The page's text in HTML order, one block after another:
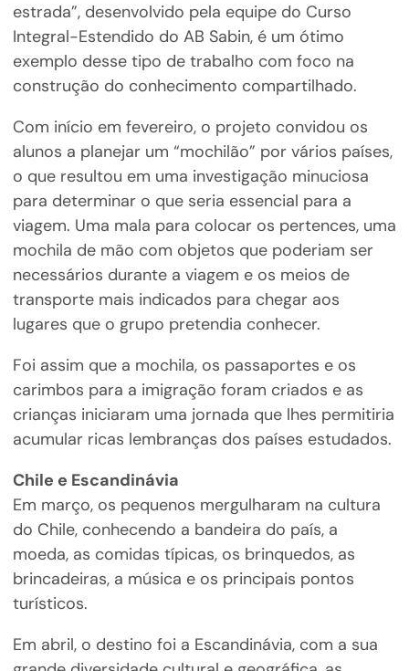
estrada”, desenvolvido pela equipe do Curso
Integral-Estendido do AB Sabin, é um ótimo
exemplo desse tipo de trabalho com foco na
construção do conhecimento compartilhado.
Com início em fevereiro, o projeto convidou os
alunos a planejar um “mochilão” por vários países,
o que resultou em uma investigação minuciosa
para determinar o que seria essencial para a
viagem. Uma mala para colocar os pertences, uma
mochila de mão com objetos que poderiam ser
necessários durante a viagem e os meios de
transporte mais indicados para chegar aos
lugares que o grupo pretendia conhecer.
Foi assim que a mochila, os passaportes e os
carimbos para a imigração foram criados e as
crianças iniciaram uma jornada que lhes permitiria
acumular ricas lembranças dos países estudados.
Chile e Escandinávia
Em março, os pequenos mergulharam na cultura
do Chile, conhecendo a bandeira do país, a
moeda, as comidas típicas, os brinquedos, as
brincadeiras, a música e os principais pontos
turísticos.
Em abril, o destino foi a Escandinávia, com a sua